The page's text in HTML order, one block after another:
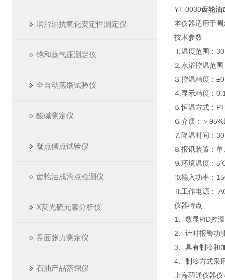
润滑油抗氧化安定性测定仪
饱和蒸气压测定仪
全自动蒸馏试验仪
酸碱测定仪
凝点倾点试验仪
齿轮油成沟点检测仪
X荧光硫元素分析仪
界面张力测定仪
石油产品蒸馏仪
YT-0030齿轮油
本仪器适用于
技术参数
⒈温度范围：
⒉水浴控温范
⒊控温精度：
⒋显示精度：
⒌恒温方式：
⒍介质：＞95%
⒎降温时间：
⒏报讯装置：单
⒐环境温度：
⒑输入功率：
⒒工作电源：
仪器特点
1、数显PID控
2、计时报警功
3、具有制冷和
4、制冷方式采
上海羽通仪器